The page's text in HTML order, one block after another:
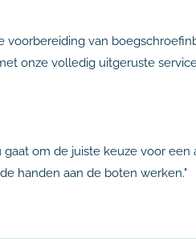
voorbereiding van
onze volledig uitgeruste
om de juiste keuze voor een
handen aan de boten werken."